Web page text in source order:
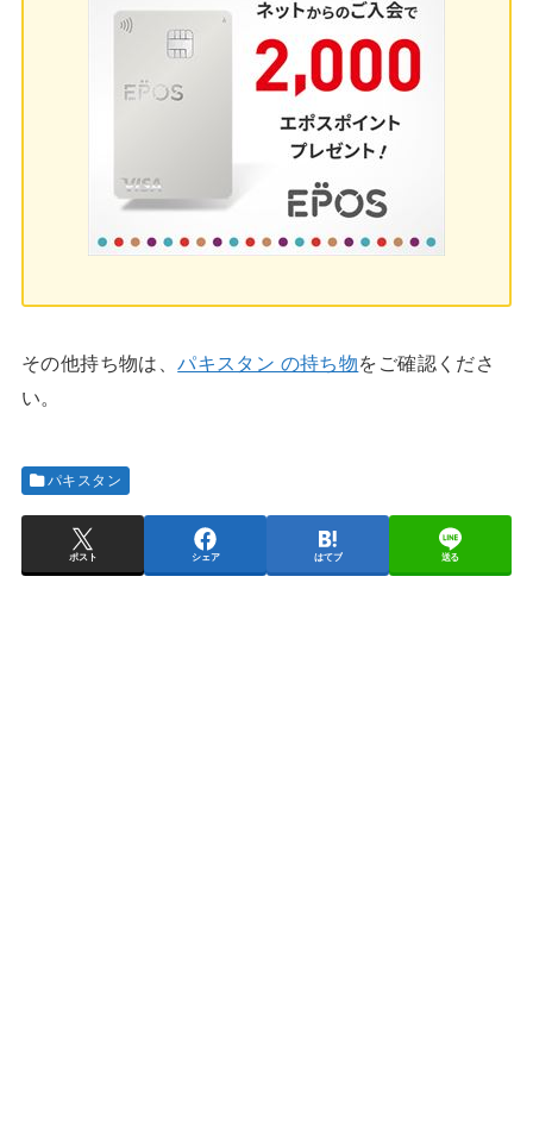
その他持ち物は、パキスタン の持ち物をご確認くださ
い。
パキスタン
ポスト シェア はてブ 送る